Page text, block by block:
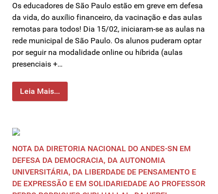
Os educadores de São Paulo estão em greve em defesa
da vida, do auxílio financeiro, da vacinação e das aulas
remotas para todos! Dia 15/02, iniciaram-se as aulas na
rede municipal de São Paulo. Os alunos puderam optar
por seguir na modalidade online ou híbrida (aulas
presenciais +…
Leia Mais...
NOTA DA DIRETORIA NACIONAL DO ANDES-SN EM
DEFESA DA DEMOCRACIA, DA AUTONOMIA
UNIVERSITÁRIA, DA LIBERDADE DE PENSAMENTO E
DE EXPRESSÃO E EM SOLIDARIEDADE AO PROFESSOR